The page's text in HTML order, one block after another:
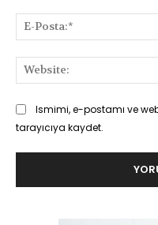
Ismimi, e-postamı ve
tarayıcıya kaydet.